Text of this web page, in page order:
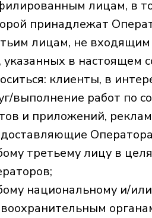
лицам, в
принадлежат
лицам, не
в настоящем
клиенты, в
выполнение работ по
и приложений,
третьему лицу в
национальному и/